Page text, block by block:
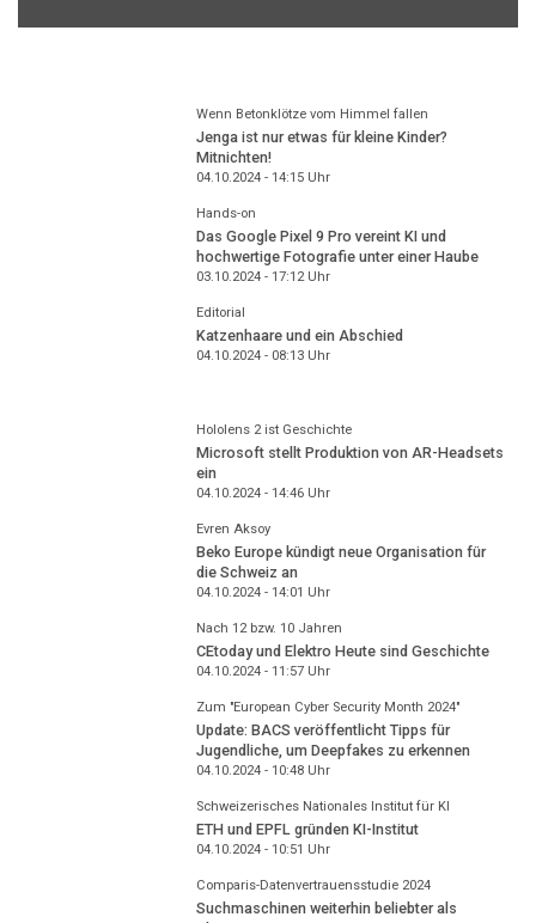
Wenn Betonklötze vom Himmel fallen
Jenga ist nur etwas für kleine Kinder?
Mitnichten!
04.10.2024 - 14:15Uhr
Hands-on
Das Google Pixel 9 Pro vereint KI und
hochwertige Fotografie unter einer Haube
03.10.2024 - 17:12Uhr
Editorial
Katzenhaare und ein Abschied
04.10.2024 - 08:13Uhr
Hololens 2 ist Geschichte
Microsoft stellt Produktion von AR-Headsets
ein
04.10.2024 - 14:46Uhr
Evren Aksoy
Beko Europe kündigt neue Organisation für
die Schweiz an
04.10.2024 - 14:01 Uhr
Nach 12 bzw. 10 Jahren
CEtoday und Elektro Heute sind Geschichte
04.10.2024 - 11:57Uhr
Zum "European Cyber Security Month 2024"
Update: BACS veröffentlicht Tipps für
Jugendliche, um Deepfakes zu erkennen
04.10.2024 - 10:48Uhr
Schweizerisches Nationales Institut für KI
ETH und EPFL gründen KI-Institut
04.10.2024 - 10:51 Uhr
Comparis-Datenvertrauensstudie 2024
Suchmaschinen weiterhin beliebter als